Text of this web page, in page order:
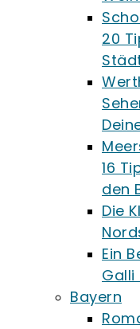
20
16
den
Die
Ein
Galli
Bayern